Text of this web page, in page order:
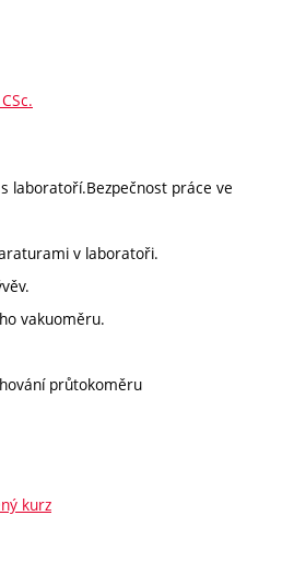
laboratoří.Bezpečnost práce ve
v laboratoři.
vakuoměru.
průtokoměru
kurz